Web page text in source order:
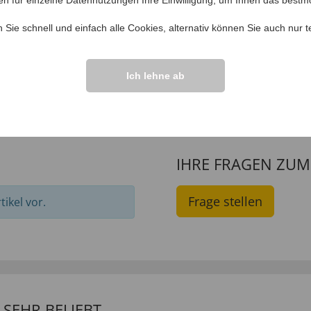
Edelsteinkette
€ 99,
vor.
IHRE FRAGEN
Frage stellen
Sie schnell und einfach alle Cookies, alternativ können Sie auch nur
Ich lehne ab